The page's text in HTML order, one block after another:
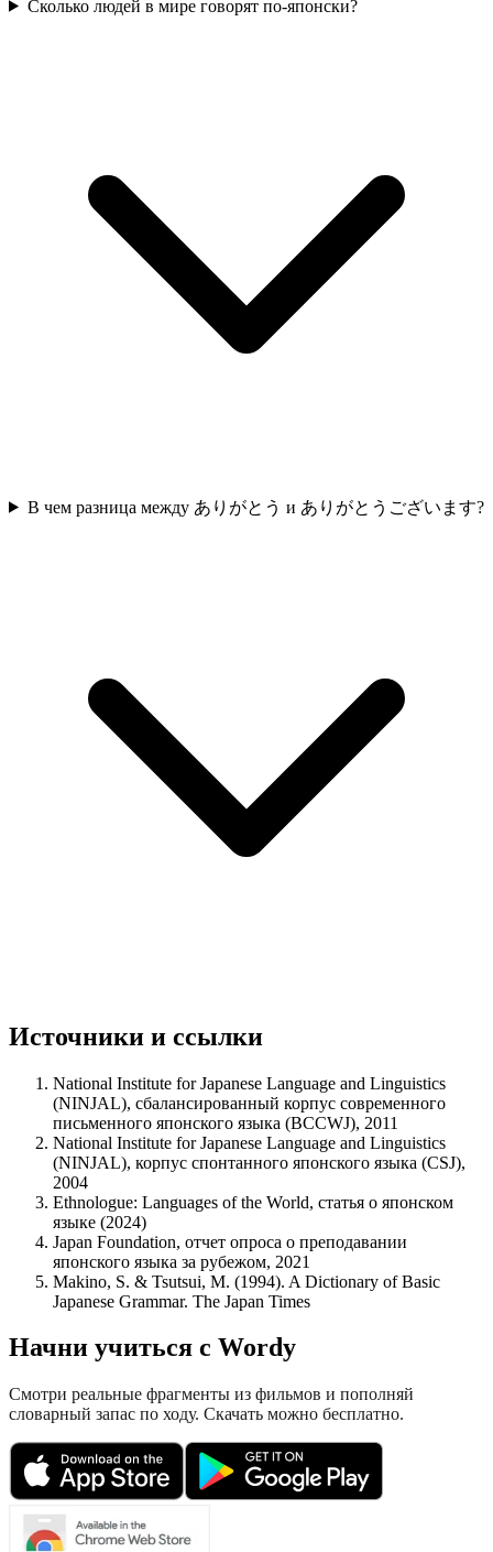
Сколько людей в мире говорят по-японски?
В чем разница между ありがとう и ありがとうございます?
Источники и ссылки
National Institute for Japanese Language and Linguistics
(NINJAL), сбалансированный корпус современного
письменного японского языка (BCCWJ), 2011
National Institute for Japanese Language and Linguistics
(NINJAL), корпус спонтанного японского языка (CSJ),
2004
Ethnologue: Languages of the World, статья о японском
языке (2024)
Japan Foundation, отчет опроса о преподавании
японского языка за рубежом, 2021
Makino, S. & Tsutsui, M. (1994). A Dictionary of Basic
Japanese Grammar. The Japan Times
Начни учиться с Wordy
Смотри реальные фрагменты из фильмов и пополняй
словарный запас по ходу. Скачать можно бесплатно.